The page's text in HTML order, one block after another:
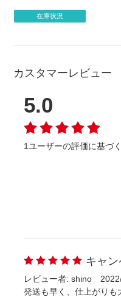
担になった銀行振込手
在庫状況
カスタマーレビュー
5.0
1ユーザーの評価に基づ
キャン
レビュー者: shino
発送も早く、仕上がりも